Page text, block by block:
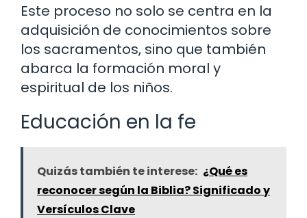
Este proceso no solo se centra en la
adquisición de conocimientos sobre
los sacramentos, sino que también
abarca la formación moral y
espiritual de los niños.
Educación en la fe
Quizás también te interese: ¿Qué es
reconocer según la Biblia? Significado y
Versículos Clave